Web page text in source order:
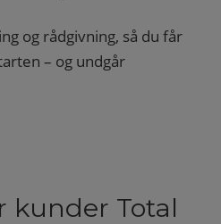
og rådgivning, så du får
– og undgår
kunder Total